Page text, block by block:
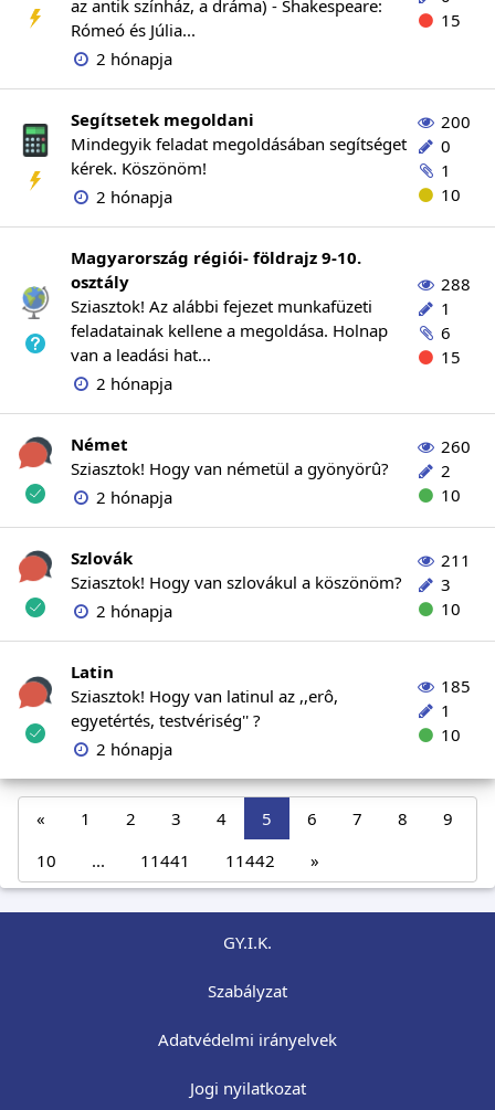
az antik színház, a dráma) - Shakespeare:
Rómeó és Júlia...
2 hónapja
15
Segítsetek megoldani
Mindegyik feladat megoldásában segítséget
kérek. Köszönöm!
2 hónapja
200
0
1
10
Magyarország régiói- földrajz 9-10.
osztály
Sziasztok! Az alábbi fejezet munkafüzeti
feladatainak kellene a megoldása. Holnap
van a leadási hat...
2 hónapja
288
1
6
15
Német
Sziasztok! Hogy van németül a gyönyörû?
2 hónapja
260
2
10
Szlovák
Sziasztok! Hogy van szlovákul a köszönöm?
2 hónapja
211
3
10
Latin
Sziasztok! Hogy van latinul az ,,erô,
egyetértés, testvériség'' ?
2 hónapja
185
1
10
« 1 2 3 4 5 6 7 8
9
10
... 11441 11442 »
GY.I.K.
Szabályzat
Adatvédelmi irányelvek
Jogi nyilatkozat